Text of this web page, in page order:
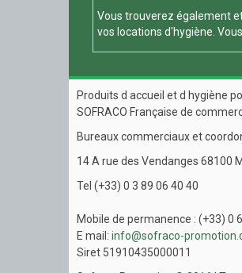
Vous trouverez également
vos locations d'hygiène.
Produits d accueil et d hygiène
SOFRACO Française de
Bureaux commerciaux et
14 A rue des Vendanges 68100
Tel (+33) 0 3 89 06 40 40
Mobile de permanence : (+33) 0
E mail: info@sofraco-
Siret 51910435000011